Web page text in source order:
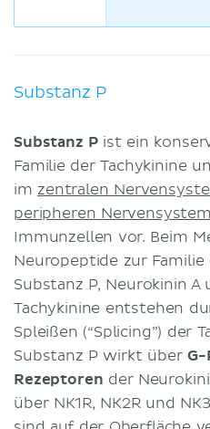
Substanz P
Substanz P ist ein
Familie der Tachykinine
im zentralen
peripheren Nervensystem
Immunzellen vor. Beim
Neuropeptide zur Familie
Substanz P, Neurokinin A
Tachykinine entstehen
Spleißen (“Splicing”) der
Substanz P wirkt über
Rezeptoren der
über NK1R, NK2R und